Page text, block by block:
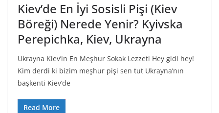
Kiev’de En İyi Sosisli Pişi (Kiev
Böreği) Nerede Yenir? Kyivska
Perepichka, Kiev, Ukrayna
Ukrayna Kiev’in En Meşhur Sokak Lezzeti Hey gidi hey!
Kim derdi ki bizim meşhur pişi sen tut Ukrayna’nın
başkenti Kiev’de
Read More